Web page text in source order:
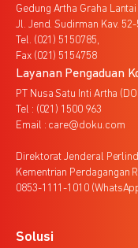
Gedung Artha Graha Lantai
Jl. Jend. Sudirman Kav.
Tel. (021) 5150785,
Fax (021) 5154758
Layanan Pengaduan
PT Nusa Satu Inti Artha
Tel : (021) 1500 963
Email : care@doku.com
Direktorat Jenderal
Kementrian Perdagangan
0853-1111-1010
Solusi